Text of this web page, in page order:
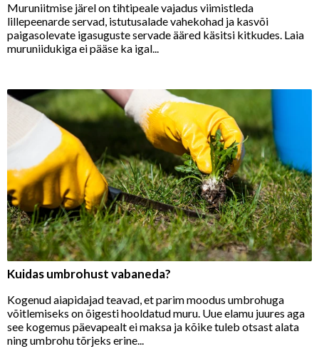
Muruniitmise järel on tihtipeale vajadus viimistleda
lillepeenarde servad, istutusalade vahekohad ja kasvõi
paigasolevate igasuguste servade ääred käsitsi kitkudes. Laia
muruniidukiga ei pääse ka igal...
Kuidas umbrohust vabaneda?
Kogenud aiapidajad teavad, et parim moodus umbrohuga
võitlemiseks on õigesti hooldatud muru. Uue elamu juures aga
see kogemus päevapealt ei maksa ja kõike tuleb otsast alata
ning umbrohu tõrjeks erine...